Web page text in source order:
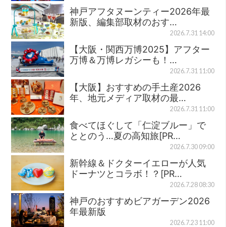
神戸アフタヌーンティー2026年最
新版、編集部取材のおす…
2026.7.31 14:00
【大阪・関西万博2025】アフター
万博＆万博レガシーも！…
2026.7.31 11:00
【大阪】おすすめの手土産2026
年、地元メディア取材の最…
2026.7.31 11:00
食べてほぐして「仁淀ブルー」で
ととのう…夏の高知旅[PR…
2026.7.30 09:00
新幹線＆ドクターイエローが人気
ドーナツとコラボ！？[PR…
2026.7.28 08:30
神戸のおすすめビアガーデン2026
年最新版
2026.7.23 11:00